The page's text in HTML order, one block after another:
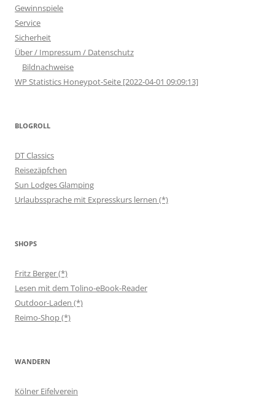
Gewinnspiele
Service
Sicherheit
Über / Impressum / Datenschutz
Bildnachweise
WP Statistics Honeypot-Seite [2022-04-01 09:09:13]
BLOGROLL
DT Classics
Reisezäpfchen
Sun Lodges Glamping
Urlaubssprache mit Expresskurs lernen (*)
SHOPS
Fritz Berger (*)
Lesen mit dem Tolino-eBook-Reader
Outdoor-Laden (*)
Reimo-Shop (*)
WANDERN
Kölner Eifelverein